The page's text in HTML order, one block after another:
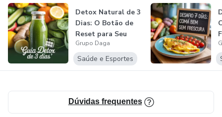
Quem quer emagrecer com equilíbrio e sem restrições
extremas
Quem busca mais energia e leveza no dia a dia
Quem deseja melhorar a alimentação da família com
🔥 Por que este guia é diferente:
Detox Natural de 3
Dias: O Botão de
Reset para Seu
Corpo e E...
Grupo Daga
Saúde e Esportes
Dúvidas frequentes